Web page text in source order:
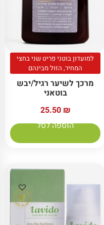
למועדון בוטני פריט שני בחצי
המחיר, הזול מבינהם
מרכך לשיער רגיל/יבש
בוטאני
25.50 ₪
הוספה לסל